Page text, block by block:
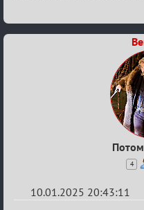
4
10.01.2025 20:43:11